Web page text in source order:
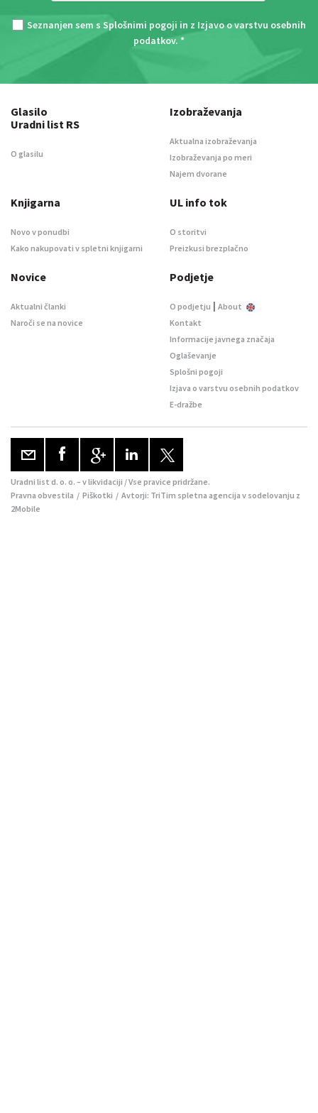
Seznanjen sem s Splošnimi pogoji in z Izjavo o varstvu osebnih
podatkov. *
Glasilo
Uradni list RS
O glasilu
Izobraževanja
Aktualna izobraževanja
Izobraževanja po meri
Najem dvorane
Knjigarna
Novo v ponudbi
Kako nakupovati v spletni knjigarni
UL info tok
O storitvi
Preizkusi brezplačno
Novice
Aktualni članki
Naroči se na novice
Podjetje
O podjetju | About
Kontakt
Informacije javnega značaja
Oglaševanje
Splošni pogoji
Izjava o varstvu osebnih podatkov
E-dražbe
Uradni list d. o. o. – v likvidaciji / Vse pravice pridržane.
Pravna obvestila / Piškotki / Avtorji: TriTim spletna agencija v sodelovanju z
2Mobile